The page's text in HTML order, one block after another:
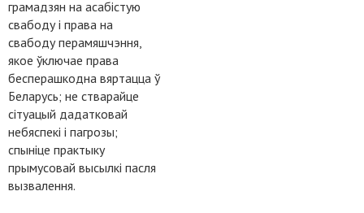
грамадзян на асабістую
свабоду і права на
свабоду перамяшчэння,
якое ўключае права
бесперашкодна вяртацца ў
Беларусь; не стварайце
сітуацый дадатковай
небяспекі і пагрозы;
спыніце практыку
прымусовай высылкі пасля
вызвалення.